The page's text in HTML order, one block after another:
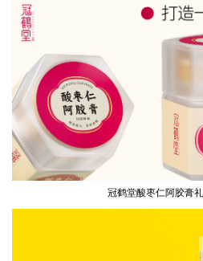
冠鹤堂酸枣仁阿胶膏